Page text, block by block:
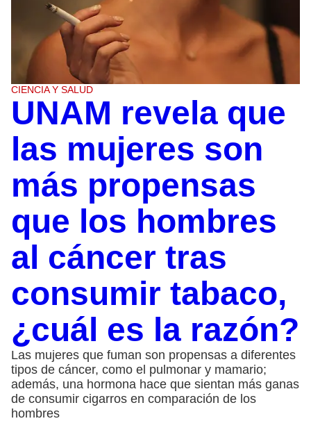
CIENCIA Y SALUD
UNAM revela que
las mujeres son
más propensas
que los hombres
al cáncer tras
consumir tabaco,
¿cuál es la razón?
Las mujeres que fuman son propensas a diferentes
tipos de cáncer, como el pulmonar y mamario;
además, una hormona hace que sientan más ganas
de consumir cigarros en comparación de los
hombres